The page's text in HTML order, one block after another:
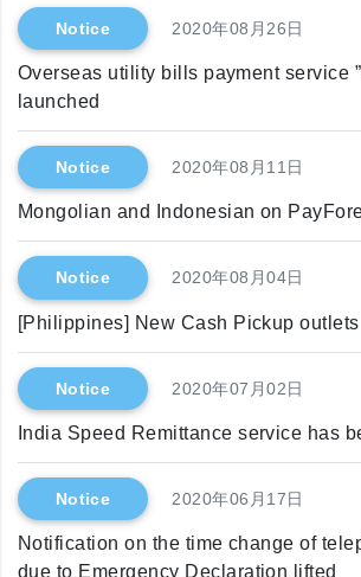
Notice 2020年08月26日
Overseas utility bills payment service
launched
Notice 2020年08月11日
Mongolian and Indonesian on
Notice 2020年08月04日
[Philippines] New Cash Pickup outlets
Notice 2020年07月02日
India Speed Remittance service has
Notice 2020年06月17日
Notification on the time change of
due to Emergency Declaration lifted